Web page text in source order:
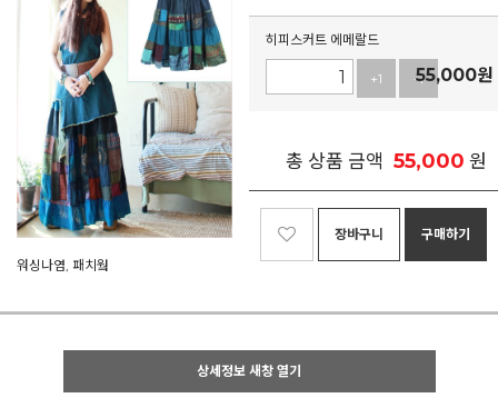
워싱나염, 패치웤
히피스커트 에메랄드
+1 -1
55,000원
총 상품 금액 55,000 원
장바구니 구매하기
상세정보 새창 열기